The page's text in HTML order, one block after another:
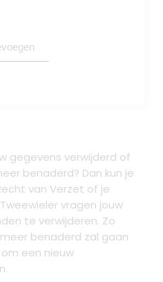
gegevens verwijderd of
benaderd? Dan kun je
van Verzet of je
vragen jouw
te verwijderen. Zo
benaderd zal gaan
een nieuw